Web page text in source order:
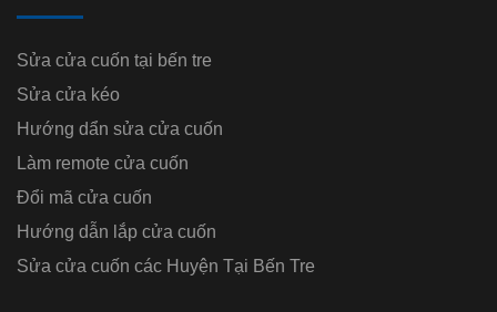
Sửa cửa cuốn tại bến tre
Sửa cửa kéo
Hướng dẩn sửa cửa cuốn
Làm remote cửa cuốn
Đổi mã cửa cuốn
Hướng dẫn lắp cửa cuốn
Sửa cửa cuốn các Huyện Tại Bến Tre